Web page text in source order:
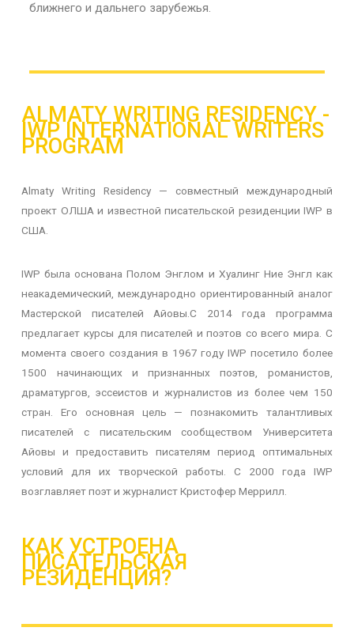
ближнего и дальнего зарубежья.
ALMATY WRITING RESIDENCY -
IWP INTERNATIONAL WRITERS
PROGRAM
Almaty Writing Residency — совместный международный
проект ОЛША и известной писательской резиденции IWP в
США.
IWP была основана Полом Энглом и Хуалинг Ние Энгл как
неакадемический, международно ориентированный аналог
Мастерской писателей Айовы.С 2014 года программа
предлагает курсы для писателей и поэтов со всего мира. С
момента своего создания в 1967 году IWP посетило более
1500 начинающих и признанных поэтов, романистов,
драматургов, эссеистов и журналистов из более чем 150
стран. Его основная цель — познакомить талантливых
писателей с писательским сообществом Университета
Айовы и предоставить писателям период оптимальных
условий для их творческой работы. С 2000 года IWP
возглавляет поэт и журналист Кристофер Меррилл.
КАК УСТРОЕНА
ПИСАТЕЛЬСКАЯ
РЕЗИДЕНЦИЯ?